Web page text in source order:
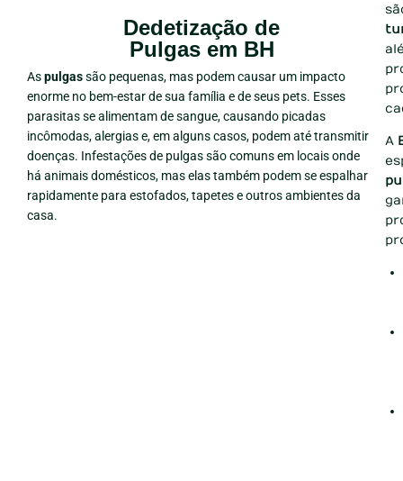
Dedetização de
Pulgas em BH
Aspulgassão pequenas, mas podem causar um impacto
enorme no bem-estar de sua família e de seus pets. Esses
parasitas se alimentam de sangue, causando picadas
incômodas, alergias e, em alguns casos, podem até transmitir
doenças. Infestações de pulgas são comuns em locais onde
há animais domésticos, mas elas também podem se espalhar
rapidamente para estofados, tapetes e outros ambientes da
casa.
A